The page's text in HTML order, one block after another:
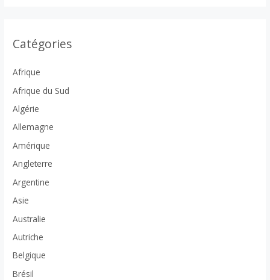
Catégories
Afrique
Afrique du Sud
Algérie
Allemagne
Amérique
Angleterre
Argentine
Asie
Australie
Autriche
Belgique
Brésil